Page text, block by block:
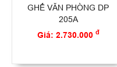
GHẾ VĂN PHÒNG DP
205A
Giá: 2.730.000 đ